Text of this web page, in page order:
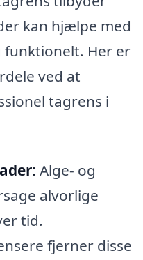
kan hjælpe med
Her er
ved at
tagrens i
Alge- og
alvorlige
tid.
fjerner disse